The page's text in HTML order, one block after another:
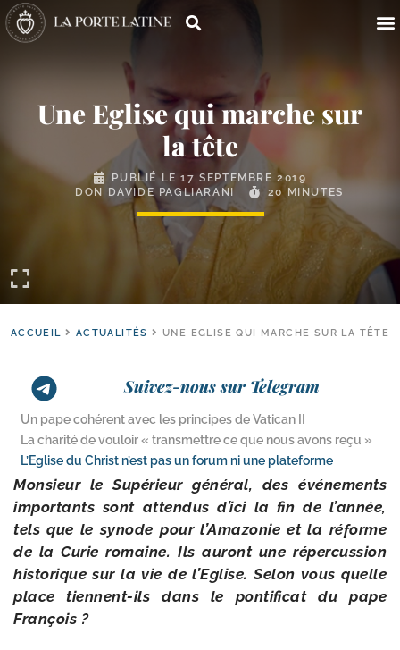
Une Eglise qui marche sur
la tête
PUBLIÉ LE17 SEPTEMBRE 2019
DON DAVIDE PAGLIARANI
20 MINUTES
ACCUEIL ACTUALITÉS UNE EGLISE QUI MARCHE SUR LA TÊTE
Suivez-nous sur Telegram
Un pape cohérent avec les principes de Vatican II
La charité de vouloir « transmettre ce que nous avons reçu »
L’Eglise du Christ n’est pas un forum ni une plateforme
Monsieur le Supérieur géné­ral, des évé­ne­ments
impor­tants sont atten­dus d’ici la fin de l’année,
tels que le synode pour l’Amazonie et la réforme
de la Curie romaine. Ils auront une réper­cus­sion
his­to­rique sur la vie de l’Eglise. Selon vous quelle
place tiennent-​ils dans le pon­ti­fi­cat du pape
François ?